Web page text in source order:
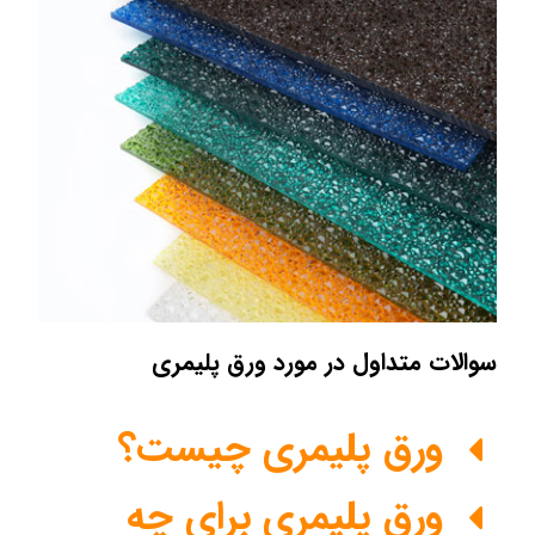
سوالات متداول در مورد ورق پلیمری
ورق پلیمری چیست؟
ورق پلیمری برای چه